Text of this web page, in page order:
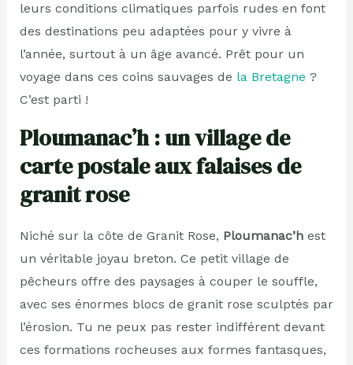
leurs conditions climatiques parfois rudes en font
des destinations peu adaptées pour y vivre à
l’année, surtout à un âge avancé. Prêt pour un
voyage dans ces coins sauvages de la Bretagne ?
C’est parti !
Ploumanac’h : un village de
carte postale aux falaises de
granit rose
Niché sur la côte de Granit Rose, Ploumanac’hest
un véritable joyau breton. Ce petit village de
pêcheurs offre des paysages à couper le souffle,
avec ses énormes blocs de granit rose sculptés par
l’érosion. Tu ne peux pas rester indifférent devant
ces formations rocheuses aux formes fantasques,